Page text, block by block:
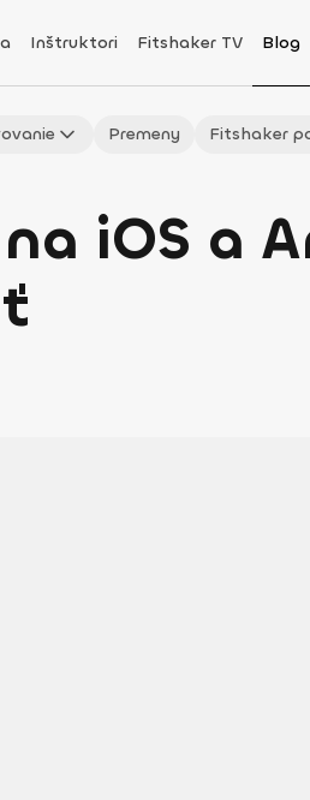
Inštruktori Fitshaker TV Blog
Premeny Fitshaker
iOS a